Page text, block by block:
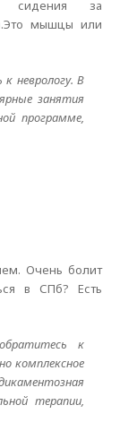
сидения за
мышцы или
неврологу. В
занятия
программе,
Очень болит
в СПб? Есть
к
комплексное
терапии,